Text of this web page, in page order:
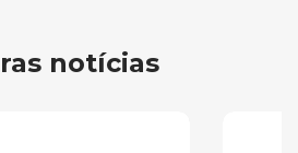
notícias